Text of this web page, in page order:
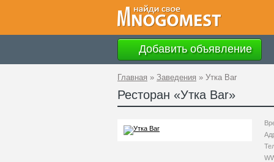
Добавить объявление
Главная » Заведения » Утка Bar
Ресторан «Утка Bar»